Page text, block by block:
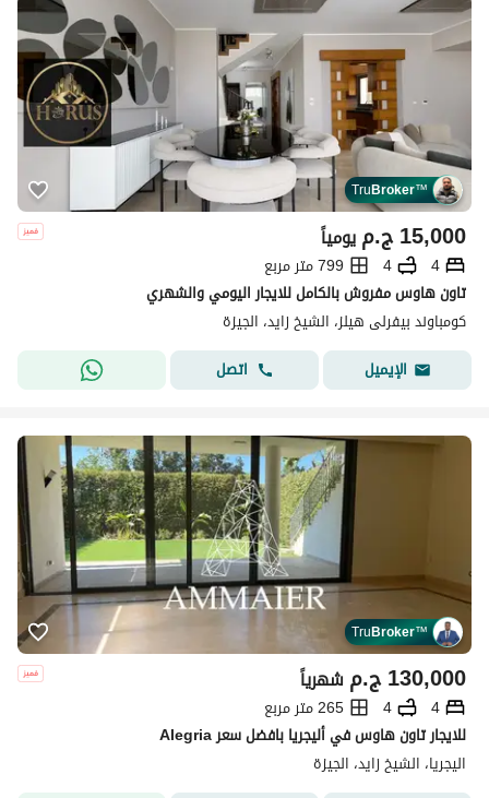
TruBroker™
ج.م15,000 يومياً
4
4
799 متر مربع
تاون هاوس مفروش بالكامل للايجار اليومي والشهري
كومباوند بيفرلى هيلز، الشيخ زايد، الجيزة
الإيميل
اتصل
TruBroker™
ج.م130,000 شهرياً
4
4
265 متر مربع
للايجار تاون هاوس في أليجريا بافضل سعر Alegria
اليجريا، الشيخ زايد، الجيزة